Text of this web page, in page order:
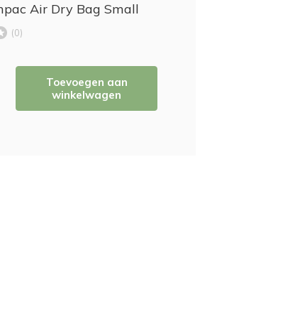
Air Dry Bag Small
(0)
Toevoegen aan
winkelwagen